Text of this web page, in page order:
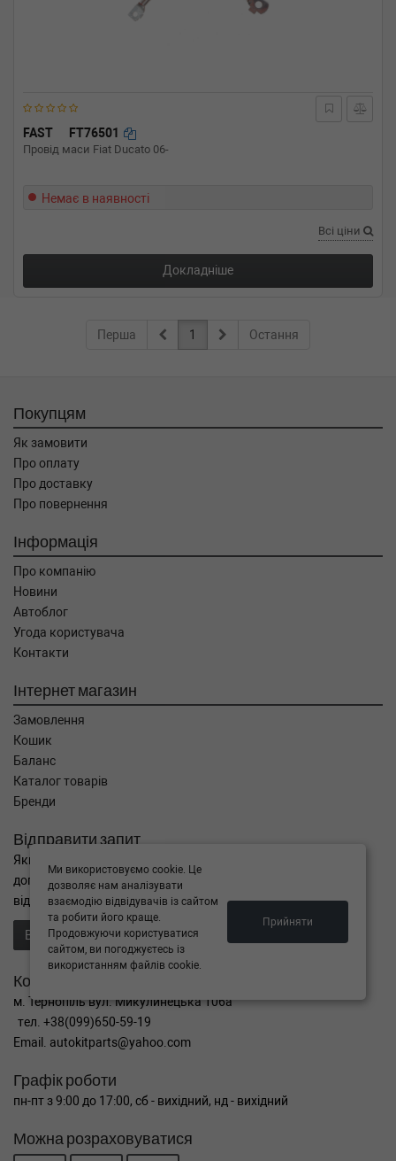
FAST FT76501
Провід маси Fiat Ducato 06-
Немає в наявності
Всі ціни
Докладніше
Перша 1 Остання
Покупцям
Як замовити
Про оплату
Про доставку
Про повернення
Інформація
Про компанію
Новини
Автоблог
Угода користувача
Контакти
Інтернет магазин
Замовлення
Кошик
Баланс
Каталог товарів
Бренди
Відправити запит
Якщо Ви не знайшли потрібні запчастини, або Вам потрібна
допомога в підборі,
відправте нам запит - ми Вам допоможемо
Відправити запит продавцю
Контакти
м. Тернопіль вул. Микулинецька 106а
тел. +38(099)650-59-19
Email. autokitparts@yahoo.com
Графік роботи
пн-пт з 9:00 до 17:00, сб - вихідний, нд - вихідний
Можна розраховуватися
Ми використовуємо cookie. Це
дозволяє нам аналізувати
взаємодію відвідувачів із сайтом
та робити його краще.
Продовжуючи користуватися
сайтом, ви погоджуєтесь із
використанням файлів cookie.
Прийняти